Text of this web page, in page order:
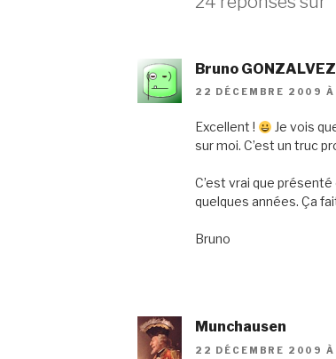
Bruno GONZALVEZ
22 DÉCEMBRE 2009
Excellent !
Je vois
sur moi. C’est un truc
C’est vrai que
quelques années. Ça
Bruno
Munchausen
22 DÉCEMBRE 2009